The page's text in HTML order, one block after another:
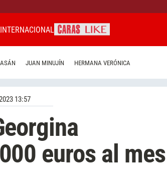
INTERNACIONAL
JUAN MINUJÍN HERMANA VERÓNICA
13:57
euros al mes